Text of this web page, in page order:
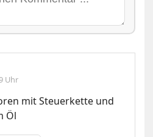
Uhr
mit Steuerkette und
Öl